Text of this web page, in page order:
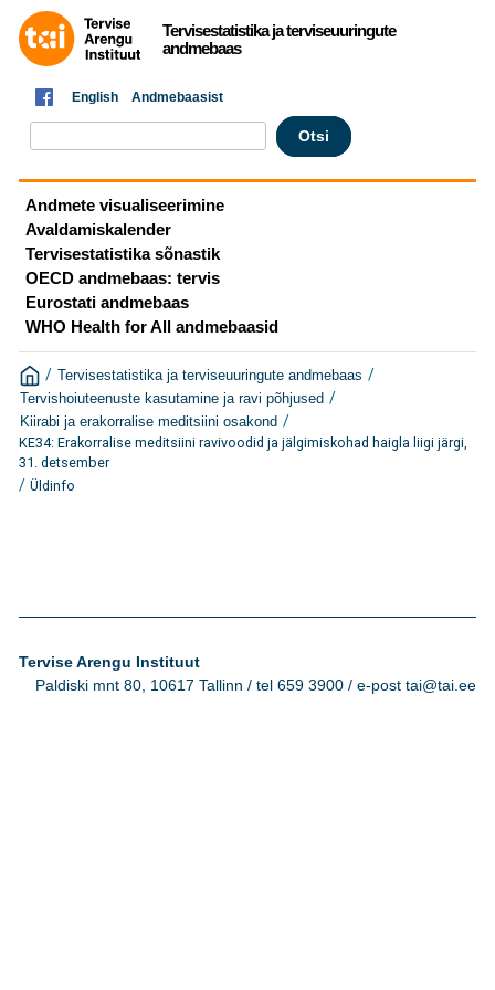
Tervisestatistika ja terviseuuringute
andmebaas
English Andmebaasist
Andmete visualiseerimine
Avaldamiskalender
Tervisestatistika sõnastik
OECD andmebaas: tervis
Eurostati andmebaas
WHO Health for All andmebaasid
/ Tervisestatistika ja terviseuuringute andmebaas /
Tervishoiuteenuste kasutamine ja ravi põhjused /
Kiirabi ja erakorralise meditsiini osakond /
KE34: Erakorralise meditsiini ravivoodid ja jälgimiskohad haigla liigi järgi,
31. detsember
/ Üldinfo
Tervise Arengu Instituut
Paldiski mnt 80, 10617 Tallinn / tel 659 3900 / e-post tai@tai.ee